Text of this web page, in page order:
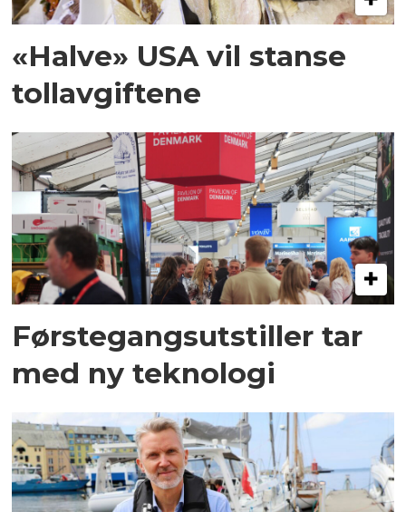
«Halve» USA vil stanse
tollavgiftene
Førstegangsutstiller tar
med ny teknologi